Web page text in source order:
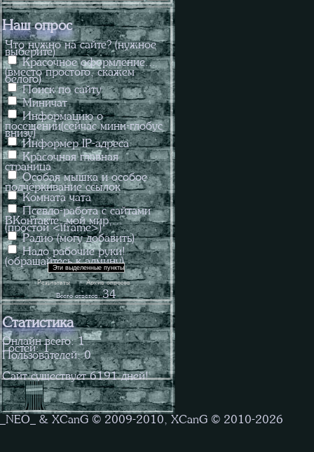
Наш опрос
Что нужно на сайте? (нужное
выберите)
Красочное оформление...
(вместо простого, скажем
белого)
Поиск по сайту
Миничат
Информацию о
посещении(сейчас мини-глобус
внизу)
Информер IP-адреса
Красочная главная
страница
Особая мышка и особое
подчёркивание ссылок
Комната чата
Псевдо-работа с сайтами
ВКонтакте, мой мир,...
(простой <iframe>)
Радио (могу добавить)
Надо рабочие руки!
(обращайтесь к админу)
Результаты · Архив опросов
Всего ответов: 34
Статистика
Онлайн всего:1
Гостей:1
Пользователей:0
Сайт существует6191дней!
_NEO_ & XCanG © 2009-2010, XCanG © 2010-2026